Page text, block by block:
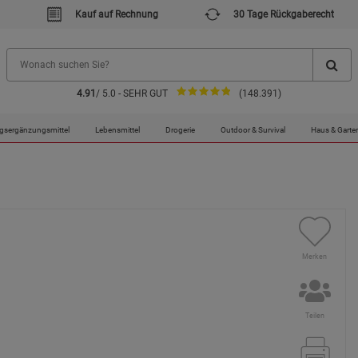
Kauf auf Rechnung 30 Tage Rückgaberecht
4.91 / 5.0 - SEHR GUT (148.391)
Lebensmittel Drogerie Outdoor & Survival Haus &
Merken
Teilen